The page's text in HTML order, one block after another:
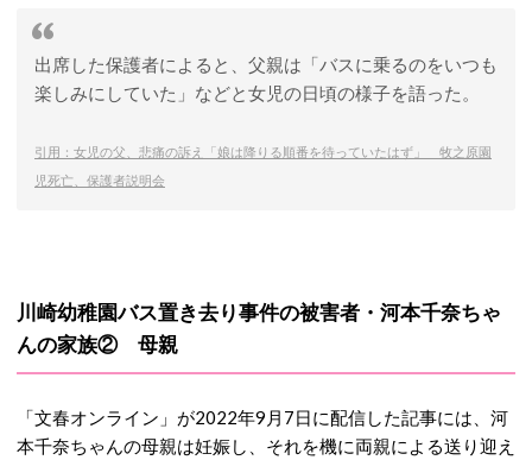
出席した保護者によると、父親は「バスに乗るのをいつも
楽しみにしていた」などと女児の日頃の様子を語った。
引用：女児の父、悲痛の訴え「娘は降りる順番を待っていたはず」 牧之原園
児死亡、保護者説明会
川崎幼稚園バス置き去り事件の被害者・河本千奈ちゃ
んの家族② 母親
「文春オンライン」が2022年9月7日に配信した記事には、河
本千奈ちゃんの母親は妊娠し、それを機に両親による送り迎え